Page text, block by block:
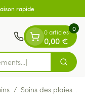
rapide
0 articles
0,00 €
0
/ Soins des plaies /